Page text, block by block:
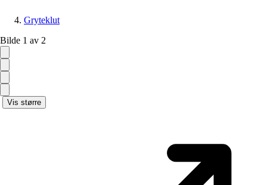
Gryteklut
Bilde 1 av 2
Vis større